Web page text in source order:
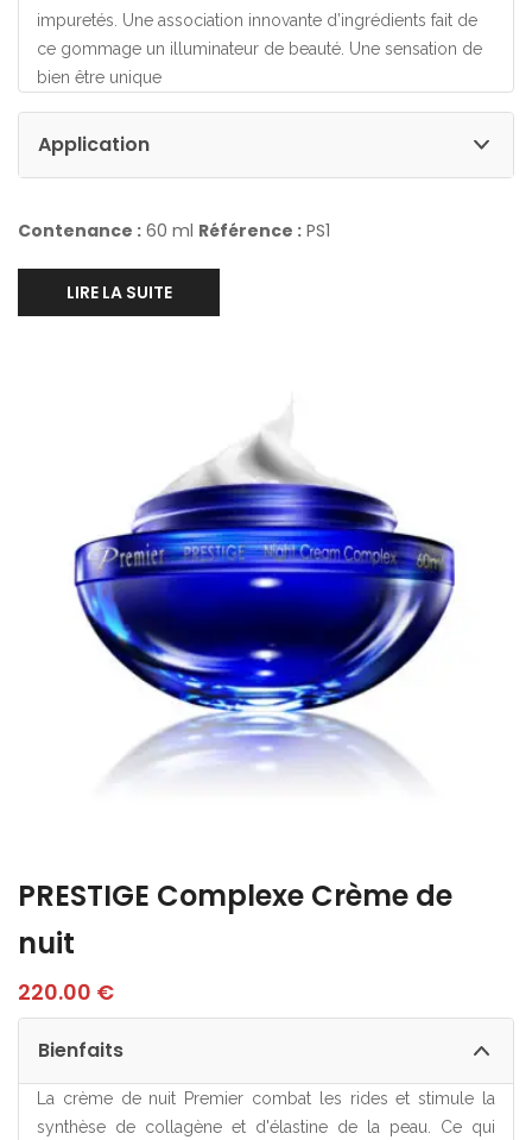
impuretés. Une association innovante d’ingrédients fait de
ce gommage un illuminateur de beauté. Une sensation de
bien être unique
Application
Contenance : 60 ml Référence : PS1
LIRE LA SUITE
PRESTIGE Complexe Crème de
nuit
220.00 €
Bienfaits
La crème de nuit Premier combat les rides et stimule la
synthèse de collagène et d'élastine de la peau. Ce qui